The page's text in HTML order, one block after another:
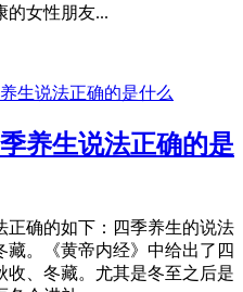
的女性朋友...
养生说法正确的是
正确的如下：四季养生的说法
。《黄帝内经》中给出了四
、冬藏。尤其是冬至之后是